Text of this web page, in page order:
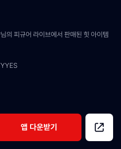
의 피규어 라이브에서 판매된 힛 아이템
앱 다운받기